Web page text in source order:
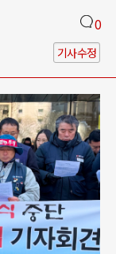
0
기사수정